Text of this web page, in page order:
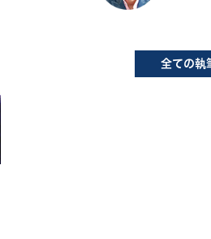
全ての執